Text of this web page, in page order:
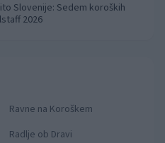
Slovenije: Sedem koroških
2026
Ravne na Koroškem
Radlje ob Dravi